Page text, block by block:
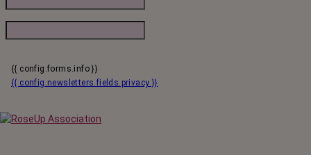
{{ config.forms.info }}
{{ config.newsletters.fields.privacy }}